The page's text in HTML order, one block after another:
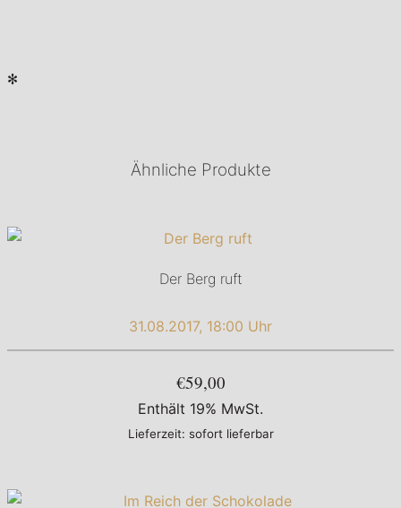
✻
Ähnliche Produkte
Der Berg ruft
31.08.2017, 18:00 Uhr
€59,00
Enthält 19% MwSt.
Lieferzeit: sofort lieferbar